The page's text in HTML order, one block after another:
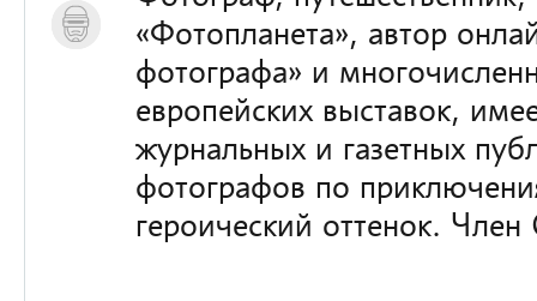
«Фотопланета», автор
фотографа» и
европейских выставок,
журнальных и газетных
фотографов по
героический оттенок.